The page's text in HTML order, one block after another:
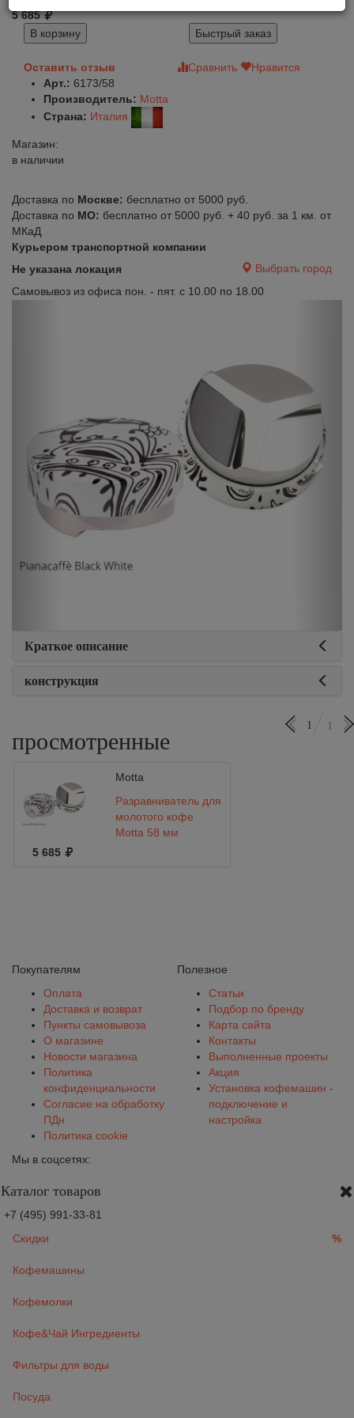
5 685
В корзину
Быстрый заказ
Оставить отзыв Сравнить
Нравится
Арт.: 6173/58
Производитель: Motta
Страна: Италия
Магазин:
в наличии
Доставка по Москве: бесплатно от 5000 руб.
Доставка по МО: бесплатно от 5000 руб. + 40 руб. за 1 км. от
МКаД
Курьером транспортной компании
Не указана локация
Выбрать город
Самовывоз из офиса пон. - пят. с 10.00 по 18.00
Краткое описание
конструкция
просмотренные
1 1
Motta
Разравниватель для
молотого кофе
Motta 58 мм
5 685
Покупателям
Оплата
Доставка и возврат
Пункты самовывоза
О магазине
Новости магазина
Политика
конфиденциальности
Согласие на обработку
ПДн
Политика cookie
Полезное
Статьи
Подбор по бренду
Карта сайта
Контакты
Выполненные проекты
Акция
Установка кофемашин -
подключение и
настройка
Мы в соцсетях:
Каталог товаров
+7 (495) 991-33-81
Скидки
%
Кофемашины
Кофемолки
Кофе&Чай Ингредиенты
Фильтры для воды
Посуда